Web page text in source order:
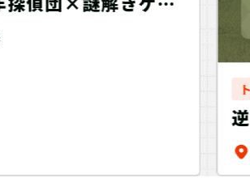
少年と失われたメロ